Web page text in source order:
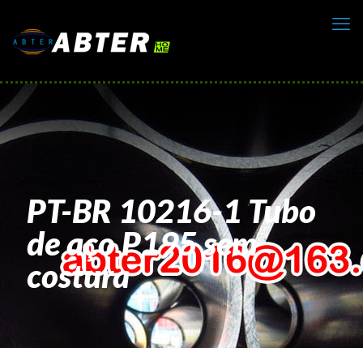
PT-BR 10216-1 Tubo
de aço P195 sem
costura